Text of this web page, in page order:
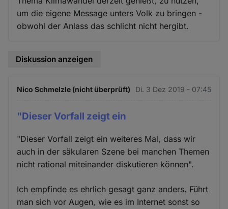
um die eigene Message unters Volk zu bringen -
obwohl der Anlass das schlicht nicht hergibt.
Diskussion anzeigen
Nico Schmelzle (nicht überprüft) Di. 3 Dez 2019 - 07:45
"Dieser Vorfall zeigt ein
"Dieser Vorfall zeigt ein weiteres Mal, dass wir
auch in der säkularen Szene bei manchen Themen
nicht rational miteinander diskutieren können".
Ich empfinde es ehrlich gesagt ganz anders. Führt
man sich vor Augen, wie es im Internet sonst so